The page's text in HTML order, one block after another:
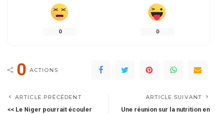
0 0
0 ACTIONS
ARTICLE PRÉCÉDENT
<< Le Niger pourrait écouler
ARTICLE SUIVANT
Une réunion sur la nutrition en